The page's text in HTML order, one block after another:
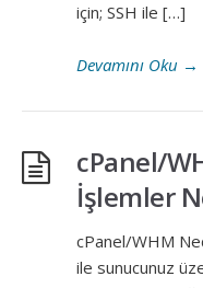
için; SSH ile […]
Devamını Oku →
cPanel/
İşlemler
cPanel/WHM
ile sunucunuz